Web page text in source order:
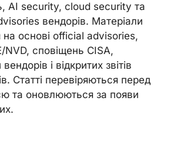
AI security, cloud security та
вендорів. Матеріали
на основі official advisories,
NVD, сповіщень CISA,
вендорів і відкритих звітів
Статті перевіряються перед
та оновлюються за появи